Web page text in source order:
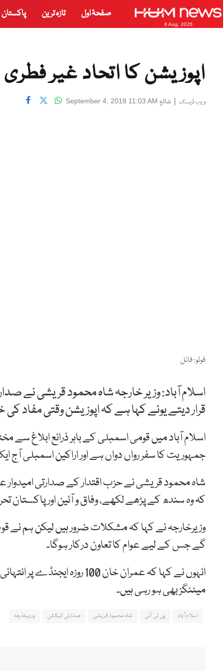
8 Aug, 2026
صفحۂ اول تازہ ترین پاکستان
اپوزیشن کا اتحاد غیر
ویب ڈیسک | شائع September 4, 2018 11:03 AM
فوٹو: فائل
اسلام آباد: وزیر خارجہ شاہ محمود قریشی نے
قرار دیتے یوئے کہا ہے کہ اپوزیشن وقتی مفاد
اسلام آباد میں قومی اسمبلی کے باہر ذرائع ابلاغ
جمہوریت کا سفر رواں دواں ہے اور اراکین اسمبلی آج
شاہ محمود قریشی نے حزب اقتدار کے صدارتی
کہ وہ سندھ کے پڑھے لکھے، وفاق و آئین اور
وزیرخارجہ نے کہا کہ مشکلات ضرور ہیں لیکن ہم
گے جس کے لیے عوام کا تعاون درکار ہوگا۔
انہوں نے کہا کہ عمران خان
میٹنگز بھی ہو رہی ہیں۔
اسلام آباد پی ٹی آئی شاہ محمود قریشی صدارتی الیکشن وزیرخارجہ